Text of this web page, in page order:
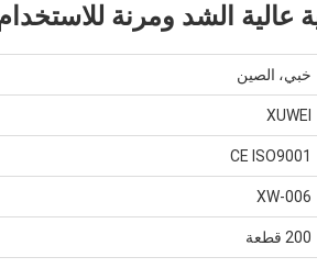
الشد ومرنة
خبي، الصين
XUWEI
CE ISO9001
XW-006
200 قطعة